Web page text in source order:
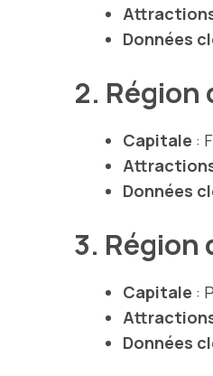
Données
2. Région
Capitale :
Données
3. Région
Capitale :
Données